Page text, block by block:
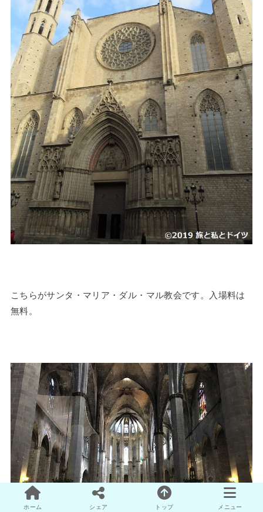
こちらがサンタ・マリア・ダル・マル教会です。入場料は
無料。
ホーム シェア トップ メニュー